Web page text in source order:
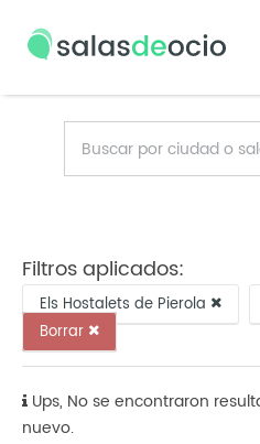
Filtros aplicados:
Els Hostalets de Pierola
Borrar
Ups, No se encontraron
nuevo.